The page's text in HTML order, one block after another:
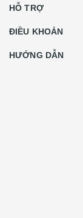
HỖ TRỢ
ĐIỀU KHOẢN
HƯỚNG DẪN